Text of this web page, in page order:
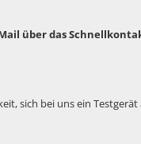
über das
sich bei uns ein